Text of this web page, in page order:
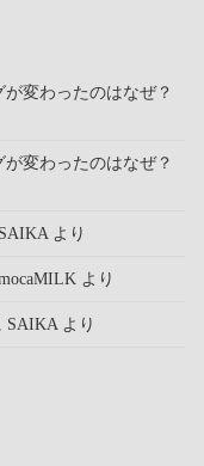
変わったのはなぜ？
変わったのはなぜ？
SAIKA より
より
SAIKA より